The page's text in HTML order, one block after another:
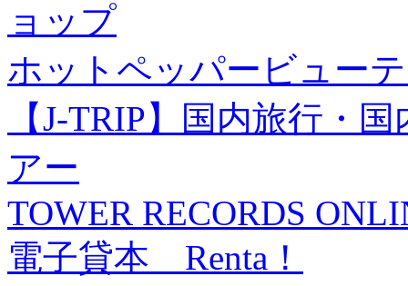
ョップ
ホットペッパービュー
【J-TRIP】国内旅行・
アー
TOWER RECORDS
電子貸本 Renta！